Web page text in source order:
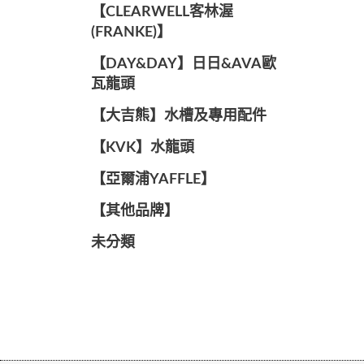
️【CLEARWELL客林渥
(FRANKE)】️
️【DAY&DAY】️日日&AVA歐
瓦龍頭
【大吉熊】水槽及專用配件
️【KVK】水龍頭️
【亞爾浦YAFFLE】
️【其他品牌】️
未分類